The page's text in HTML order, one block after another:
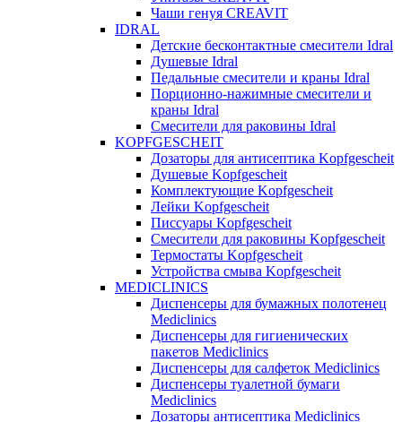
Чаши генуя CREAVIT
IDRAL
Детские бесконтактные смесители Idral
Душевые Idral
Педальные смесители и краны Idral
Порционно-нажимные смесители и
краны Idral
Смеcители для раковины Idral
KOPFGESCHEIT
Дозаторы для антисептика Kopfgescheit
Душевые Kopfgescheit
Комплектующие Kopfgescheit
Лейки Kopfgescheit
Писсуары Kopfgescheit
Смесители для раковины Kopfgescheit
Термостаты Kopfgescheit
Устройства смыва Kopfgescheit
MEDICLINICS
Диспенсеры для бумажных полотенец
Mediclinics
Диспенсеры для гигиенических
пакетов Mediclinics
Диспенсеры для салфеток Mediclinics
Диспенсеры туалетной бумаги
Mediclinics
Дозаторы антисептика Mediclinics